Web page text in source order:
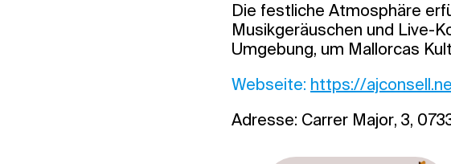
Die festliche Atmosphäre
Musikgeräuschen und Live-
Umgebung, um Mallorcas
Webseite: https://
Adresse: Carrer Major, 3,